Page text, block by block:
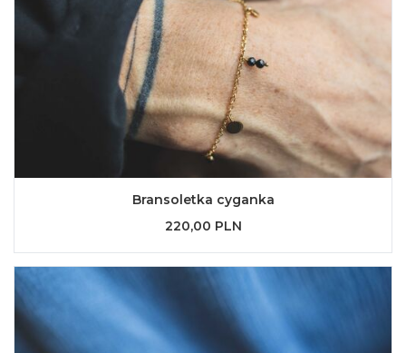
Bransoletka cyganka
220,00 PLN